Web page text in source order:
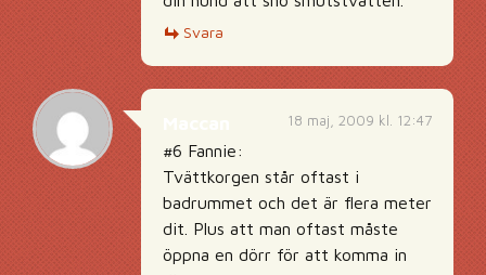
Svara
18 maj, 2009 kl. 12:47
#6 Fannie:
Tvättkorgen står oftast i
badrummet och det är flera meter
dit. Plus att man oftast måste
öppna en dörr för att komma in